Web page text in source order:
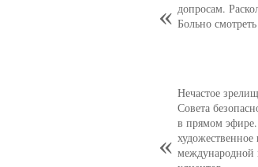
допросам.
Больно смотреть
Нечастое
Совета
в прямом
международной